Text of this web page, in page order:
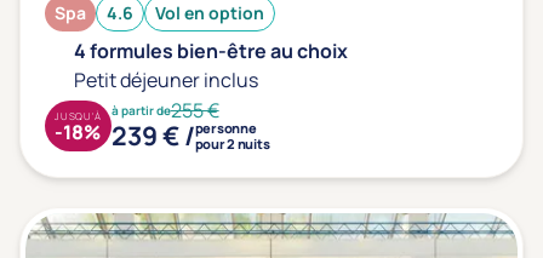
Spa 4.6 Vol en option
4 formules bien-être au choix
Petit déjeuner inclus
à partir de255 €
239 € /personne
pour 2 nuits
JUSQU'À
-18%